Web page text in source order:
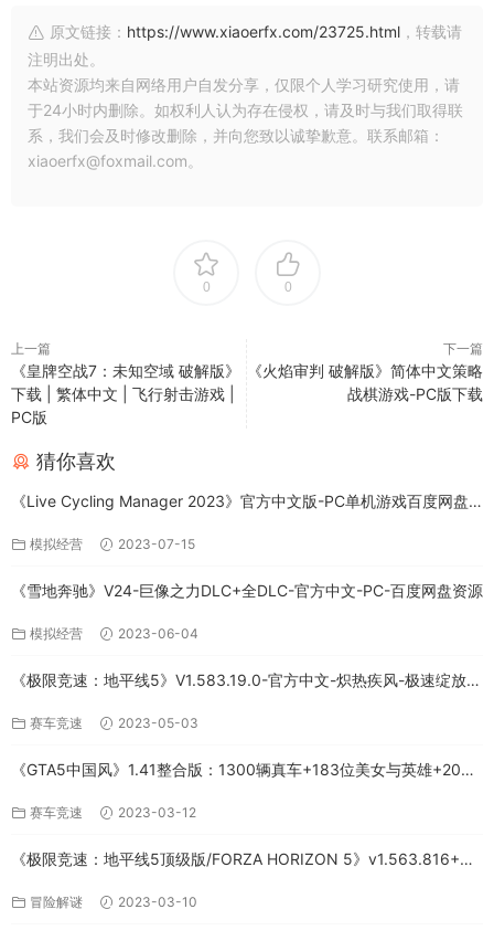
原文链接： https://www.xiaoerfx.com/23725.html ，转载请
注明出处。
本站资源均来自网络用户自发分享，仅限个人学习研究使用，请
于24小时内删除。如权利人认为存在侵权，请及时与我们取得联
系，我们会及时修改删除，并向您致以诚挚歉意。联系邮箱：
xiaoerfx@foxmail.com。
0 0
上一篇
《皇牌空战7：未知空域 破解版》
下载 | 繁体中文 | 飞行射击游戏 |
PC版
下一篇
《火焰审判 破解版》简体中文策略
战棋游戏-PC版下载
猜你喜欢
《Live Cycling Manager 2023》官方中文版-PC单机游戏百度网盘
模拟经营 2023-07-15
《雪地奔驰》V24-巨像之力DLC+全DLC-官方中文-PC-百度网盘资源
模拟经营 2023-06-04
《极限竞速：地平线5》V1.583.19.0-官方中文-炽热疾风-极速绽放
赛车竞速 2023-05-03
《GTA5中国风》1.41整合版：1300辆真车+183位美女与英雄+200%
赛车竞速 2023-03-12
《极限竞速：地平线5顶级版/FORZA HORIZON 5》v1.563.816+全
冒险解谜 2023-03-10